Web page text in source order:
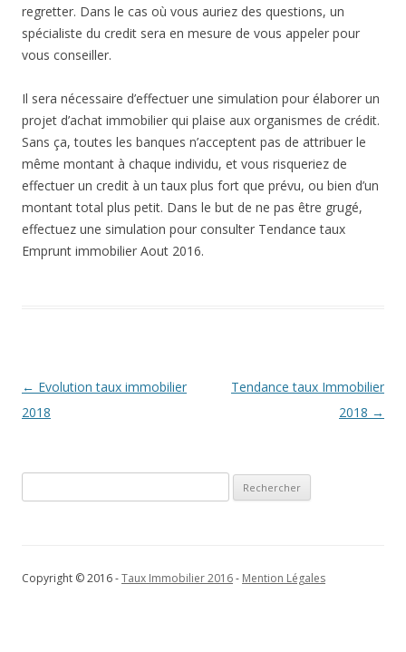
regretter. Dans le cas où vous auriez des questions, un
spécialiste du credit sera en mesure de vous appeler pour
vous conseiller.
Il sera nécessaire d’effectuer une simulation pour élaborer un
projet d’achat immobilier qui plaise aux organismes de crédit.
Sans ça, toutes les banques n’acceptent pas de attribuer le
même montant à chaque individu, et vous risqueriez de
effectuer un credit à un taux plus fort que prévu, ou bien d’un
montant total plus petit. Dans le but de ne pas être grugé,
effectuez une simulation pour consulter Tendance taux
Emprunt immobilier Aout 2016.
Navigation
des
← Evolution taux immobilier
2018
Tendance taux Immobilier
2018 →
Copyright © 2016 -Taux Immobilier 2016- Mention Légales